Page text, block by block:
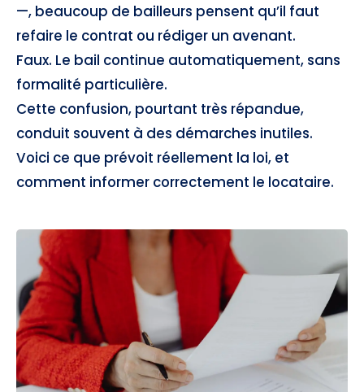
—, beaucoup de bailleurs pensent qu’il faut
refaire le contrat ou rédiger un avenant.
Faux. Le bail continue automatiquement, sans
formalité particulière.
Cette confusion, pourtant très répandue,
conduit souvent à des démarches inutiles.
Voici ce que prévoit réellement la loi, et
comment informer correctement le locataire.